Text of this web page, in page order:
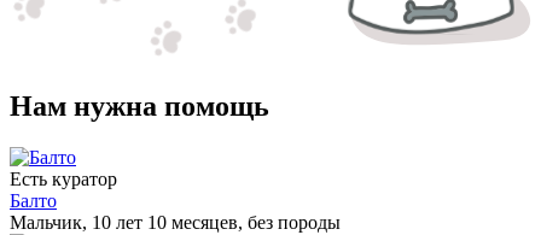
Нам нужна помощь
Есть куратор
Балто
Мальчик, 10 лет 10 месяцев, без породы